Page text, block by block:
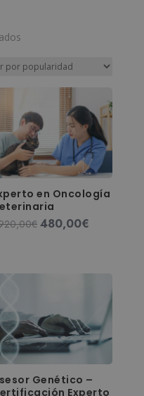
Ordenado
en Oncología
€ El
480,00€
Genético –
Experto